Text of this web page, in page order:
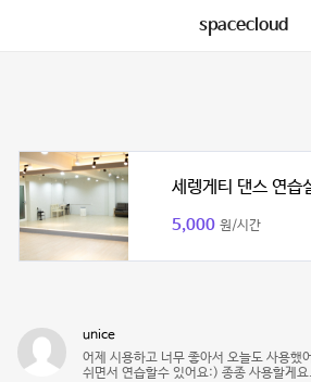
spacecloud
세렝게티 댄스 연습
5,000 원/시간
unice
어제 시용하고 너무 좋아서 오늘도 사용했
쉬면서 연습할수 있어요:) 종종 사용할게요.